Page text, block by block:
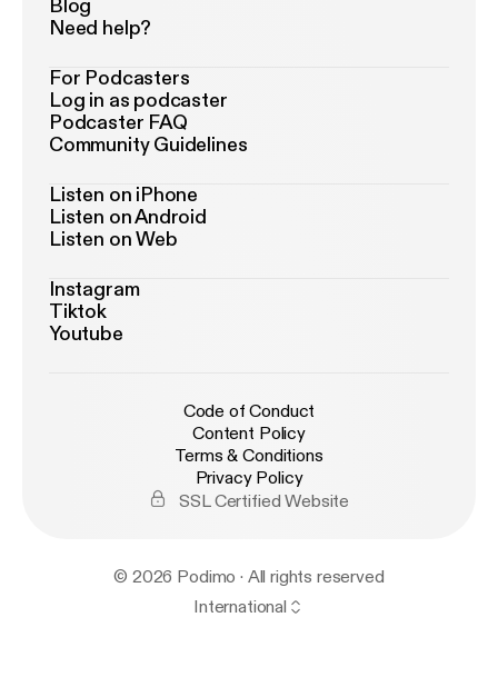
Blog
Need help?
For Podcasters
Log in as podcaster
Podcaster FAQ
Community Guidelines
Listen on iPhone
Listen on Android
Listen on Web
Instagram
Tiktok
Youtube
Code of Conduct
Content Policy
Terms & Conditions
Privacy Policy
SSL Certified Website
© 2026 Podimo · All rights reserved
International